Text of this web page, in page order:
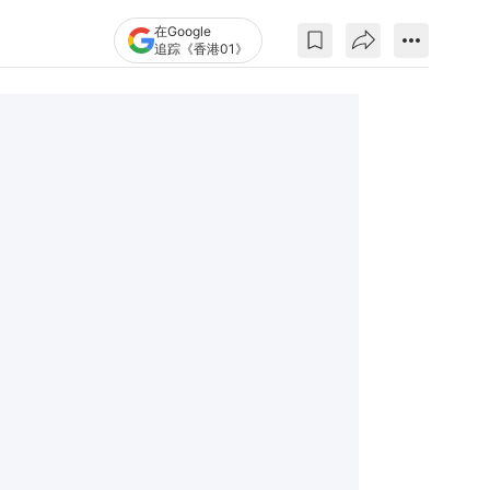
在Google
追踪《香港01》